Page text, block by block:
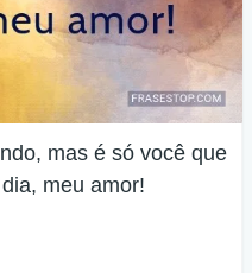
mas é só você que
meu amor!